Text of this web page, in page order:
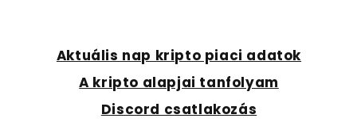
Aktuális nap kripto piaci adatok
A kripto alapjai tanfolyam
Discord csatlakozás